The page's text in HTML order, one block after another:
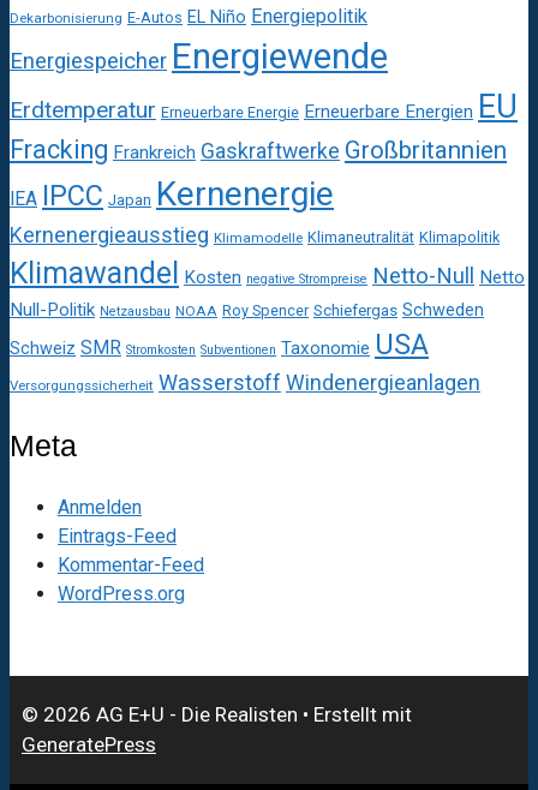
Dekarbonisierung E-Autos EL Niño Energiepolitik
Energiespeicher Energiewende
Erdtemperatur Erneuerbare Energie Erneuerbare Energien EU
Fracking Frankreich Gaskraftwerke Großbritannien
IEA IPCC Japan Kernenergie
Kernenergieausstieg Klimamodelle Klimaneutralität Klimapolitik
Klimawandel Kosten negative Strompreise Netto-Null
Netto
Null-Politik Netzausbau NOAA Roy Spencer Schiefergas Schweden
Schweiz SMR Stromkosten Subventionen Taxonomie USA
Versorgungssicherheit Wasserstoff Windenergieanlagen
Meta
Anmelden
Eintrags-Feed
Kommentar-Feed
WordPress.org
© 2026 AG E+U - Die Realisten • Erstellt mit
GeneratePress